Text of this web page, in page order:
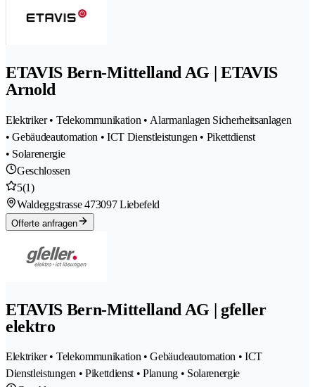
ETAVIS Bern-Mittelland AG | ETAVIS
Arnold
Elektriker • Telekommunikation • Alarmanlagen Sicherheitsanlagen
• Gebäudeautomation • ICT Dienstleistungen • Pikettdienst
• Solarenergie
Geschlossen
5(1)
Waldeggstrasse 473097 Liebefeld
Offerte anfragen
ETAVIS Bern-Mittelland AG | gfeller
elektro
Elektriker • Telekommunikation • Gebäudeautomation • ICT
Dienstleistungen • Pikettdienst • Planung • Solarenergie